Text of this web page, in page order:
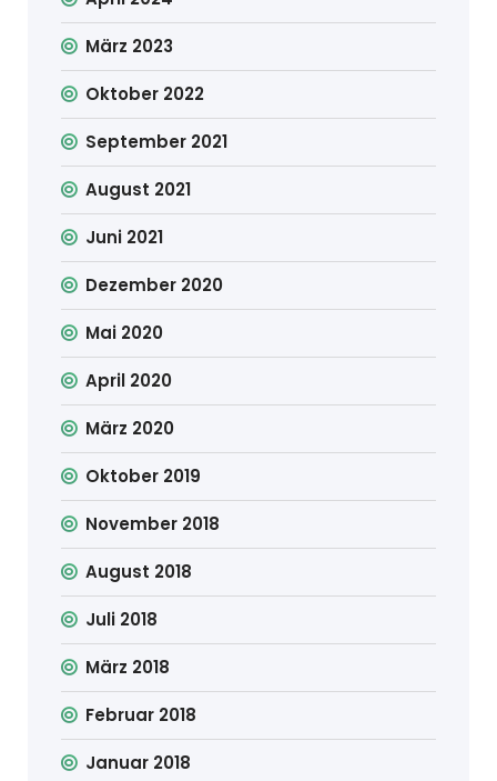
März 2023
Oktober 2022
September 2021
August 2021
Juni 2021
Dezember 2020
Mai 2020
April 2020
März 2020
Oktober 2019
November 2018
August 2018
Juli 2018
März 2018
Februar 2018
Januar 2018